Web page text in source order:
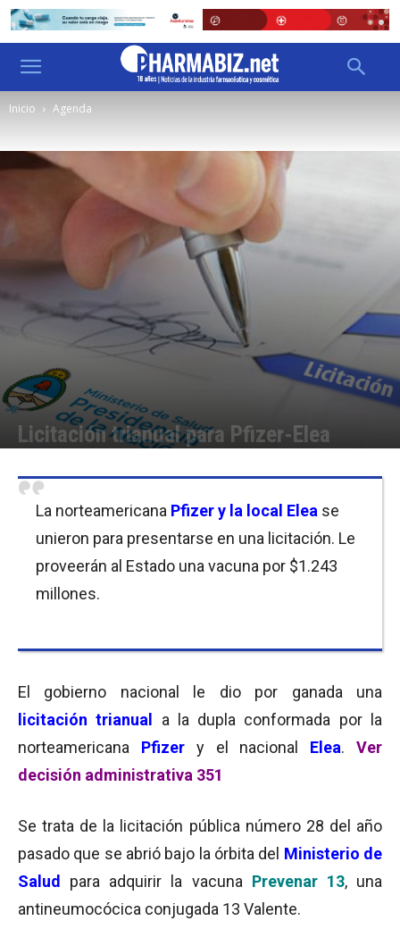
Inicio Agenda
Licitación trianual para Pfizer-Elea
La norteamericana Pfizer y la local Elea se
unieron para presentarse en una licitación. Le
proveerán al Estado una vacuna por $1.243
millones.
El gobierno nacional le dio por ganada una
licitación trianual
a la dupla conformada por la
norteamericana Pfizery el nacional Elea.Ver
decisión administrativa 351
Se trata de la licitación pública número 28 del año
pasado que se abrió bajo la órbita del Ministerio de
Salud
para adquirir la vacuna Prevenar 13, una
antineumocócica conjugada 13 Valente.